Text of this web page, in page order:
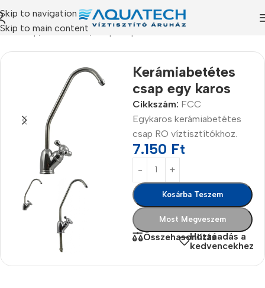
Skip to navigation
Skip to main content
Kezdőlap/Termékeink
Kerámiabetétes
csap egy karos
Cikkszám: FCC
Egykaros kerámiabetétes
csap RO víztisztítókhoz.
7.150 Ft
Kosárba Teszem
Most Megveszem
ÖsszehasonlításHozzáadás a
kedvencekhez